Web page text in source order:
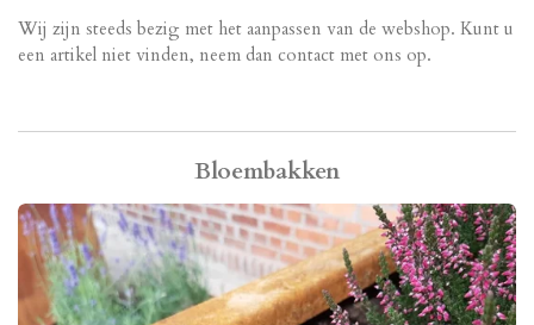
Wij zijn steeds bezig met het aanpassen van de webshop. Kunt u
een artikel niet vinden, neem dan contact met ons op.
Bloembakken